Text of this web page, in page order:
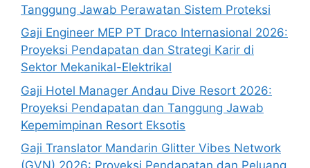
Tanggung Jawab Perawatan Sistem Proteksi
Gaji Engineer MEP PT Draco Internasional 2026:
Proyeksi Pendapatan dan Strategi Karir di
Sektor Mekanikal-Elektrikal
Gaji Hotel Manager Andau Dive Resort 2026:
Proyeksi Pendapatan dan Tanggung Jawab
Kepemimpinan Resort Eksotis
Gaji Translator Mandarin Glitter Vibes Network
(GVN) 2026: Proyeksi Pendapatan dan Peluang